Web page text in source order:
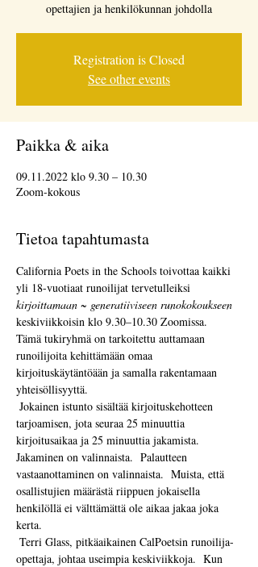
opettajien ja henkilökunnan johdolla
Registration is Closed
See other events
Paikka & aika
09.11.2022 klo 9.30 – 10.30
Zoom-kokous
Tietoa tapahtumasta
California Poets in the Schools toivottaa kaikki
yli 18-vuotiaat runoilijat tervetulleiksi
kirjoittamaan ~ generatiiviseen runokokoukseen
keskiviikkoisin klo 9.30–10.30 Zoomissa.
Tämä tukiryhmä on tarkoitettu auttamaan
runoilijoita kehittämään omaa
kirjoituskäytäntöään ja samalla rakentamaan
yhteisöllisyyttä.
tarjoamisen, jota seuraa 25 minuuttia
kirjoitusaikaa ja 25 minuuttia jakamista.
Jakaminen on valinnaista.  Palautteen
vastaanottaminen on valinnaista.  Muista, että
osallistujien määrästä riippuen jokaisella
henkilöllä ei välttämättä ole aikaa jakaa joka
kerta.
opettaja, johtaa useimpia keskiviikkoja.  Kun